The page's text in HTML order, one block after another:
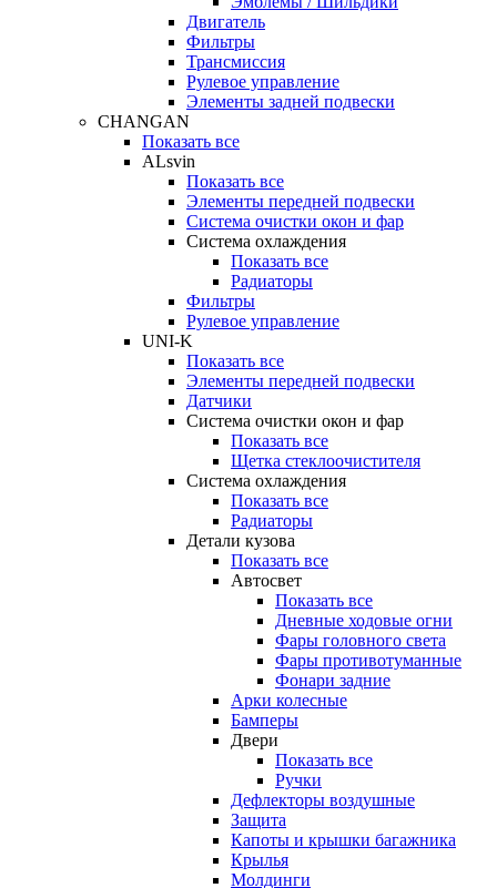
Двигатель
Фильтры
Трансмиссия
Рулевое управление
Элементы задней подвески
CHANGAN
Показать все
ALsvin
Показать все
Элементы передней подвески
Система очистки окон и фар
Система охлаждения
Показать все
Радиаторы
Фильтры
Рулевое управление
UNI-K
Показать все
Элементы передней подвески
Датчики
Система очистки окон и фар
Показать все
Щетка стеклоочистителя
Система охлаждения
Показать все
Радиаторы
Детали кузова
Показать все
Автосвет
Показать все
Дневные ходовые огни
Фары головного света
Фары противотуманные
Фонари задние
Арки колесные
Бамперы
Двери
Показать все
Ручки
Дефлекторы воздушные
Защита
Капоты и крышки багажника
Крылья
Молдинги